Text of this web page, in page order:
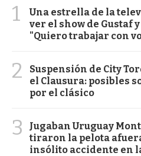
1
Una estrella de la
ver el show de Gustaf
"Quiero trabajar con
2
Suspensión de City
el Clausura: posibles
por el clásico
3
Jugaban Uruguay
tiraron la pelota
insólito accidente en